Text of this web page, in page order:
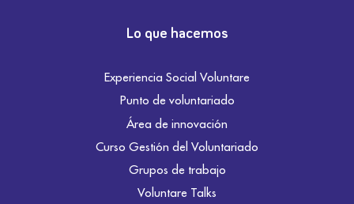
Lo que hacemos
Experiencia Social Voluntare
Punto de voluntariado
Área de innovación
Curso Gestión del Voluntariado
Grupos de trabajo
Voluntare Talks